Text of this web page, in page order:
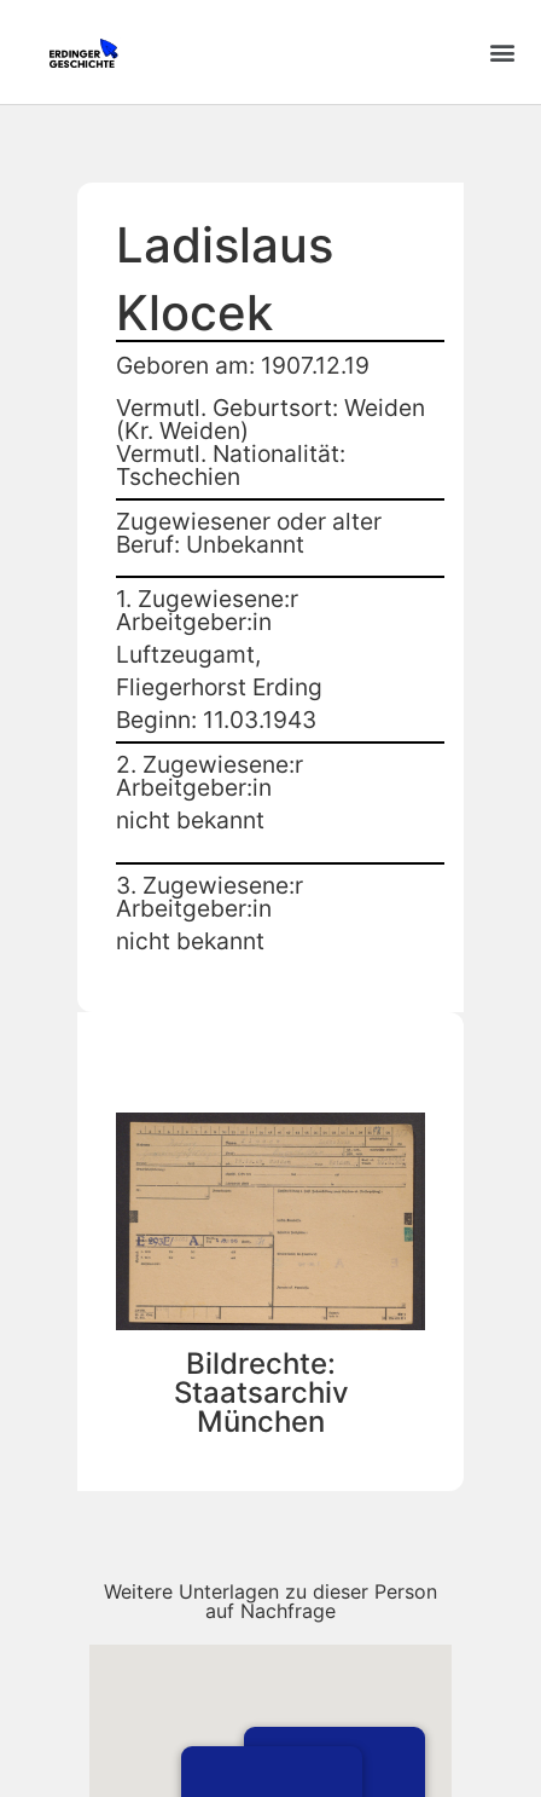
Ladislaus
Klocek
Geboren am: 1907.12.19
Vermutl. Geburtsort: Weiden
(Kr. Weiden)
Vermutl. Nationalität:
Tschechien
Zugewiesener oder alter
Beruf: Unbekannt
1. Zugewiesene:r
Arbeitgeber:in
Luftzeugamt,
Fliegerhorst Erding
Beginn: 11.03.1943
2. Zugewiesene:r
Arbeitgeber:in
nicht bekannt
3. Zugewiesene:r
Arbeitgeber:in
nicht bekannt
Bildrechte:
Staatsarchiv
München
Weitere Unterlagen zu dieser Person
auf Nachfrage